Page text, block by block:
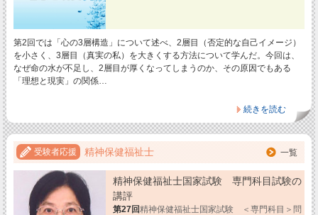
第2回では「心の3層構造」について述べ、2層目（否定的な自己イメージ）
を小さく、3層目（真実の私）を大きくする方法について学んだ。今回は、
なぜ命の水が不足し、2層目が厚くなってしまうのか、その原因でもある
「理想と現実」の関係…
続きを読む
受験者応援 精神保健福祉士 一覧
精神保健福祉士国家試験 専門科目試験の
講評
第27回精神保健福祉士国家試験 ＜専門科目＞問